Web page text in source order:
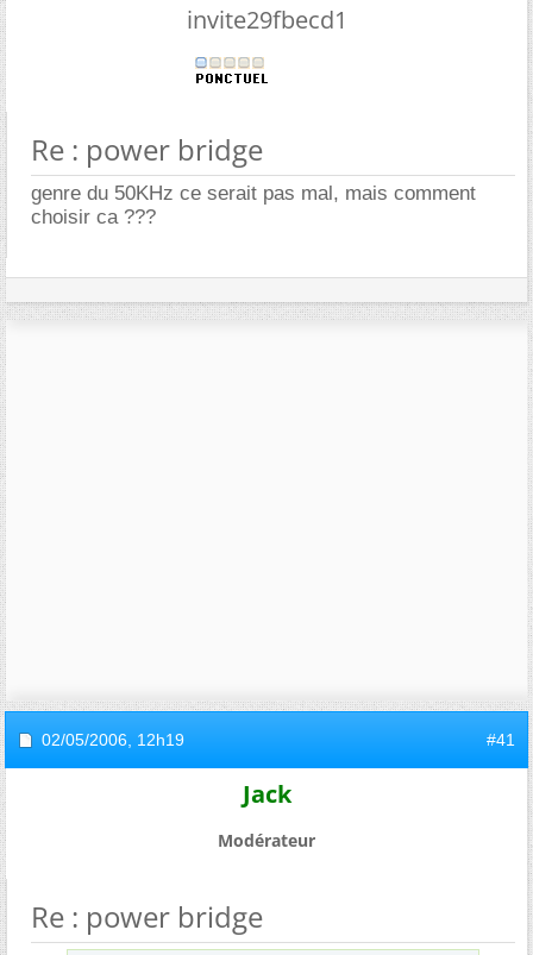
invite29fbecd1
Re : power bridge
genre du 50KHz ce serait pas mal, mais comment
choisir ca ???
02/05/2006, 12h19 #41
Jack
Modérateur
Re : power bridge